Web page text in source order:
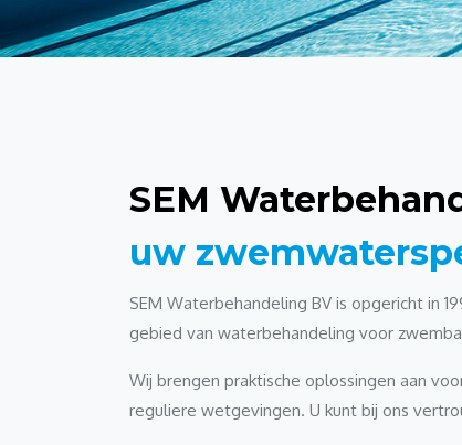
SEM
uw
SEM Waterbehandeling BV is opgericht in
gebied van waterbehandeling voor
Wij brengen praktische oplossingen aan
reguliere wetgevingen. U kunt bij ons